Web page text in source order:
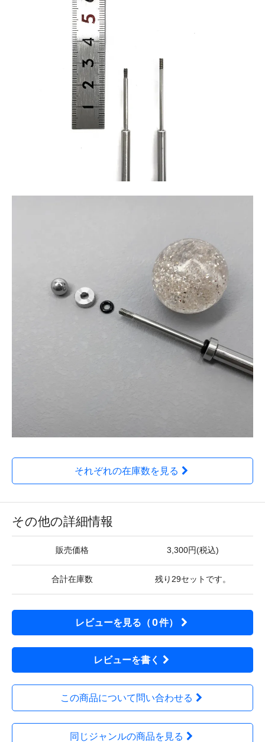
それぞれの在庫数を見る
その他の詳細情報
販売価格 3,300円(税込)
合計在庫数 残り29セットです。
レビューを見る（0件）
レビューを書く
この商品について問い合わせる
同じジャンルの商品を見る